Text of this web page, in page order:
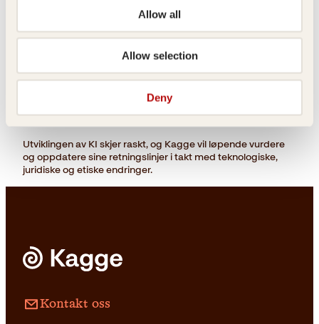
Allow all
Allow selection
Deny
Kagge har det fulle ansvaret for alt innhold vi publiserer.
Bruk av KI endrer ikke dette ansvaret. Alt innhold Kagge
utgir skal kvalitetssikres av mennesker.
Vi er bevisste på at KI-verktøy kan gjøre feil, og bruker dem
Utviklingen av KI skjer raskt, og Kagge vil løpende vurdere
og oppdatere sine retningslinjer i takt med teknologiske,
juridiske og etiske endringer.
Kontakt oss